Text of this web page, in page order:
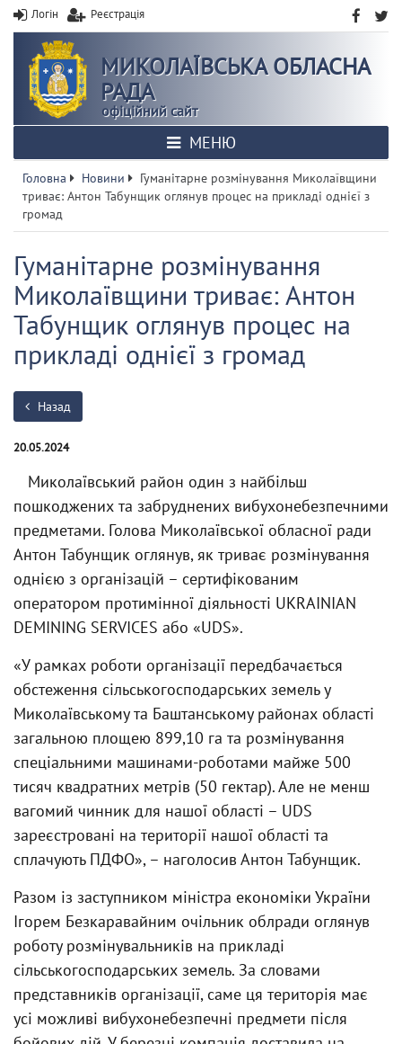
Логін Реєстрація
МИКОЛАЇВСЬКА ОБЛАСНА
РАДА
офіційний сайт
МЕНЮ
Головна Новини
Гуманітарне розмінування Миколаївщини
триває: Антон Табунщик оглянув процес на прикладі однієї з
громад
Гуманітарне розмінування
Миколаївщини триває: Антон
Табунщик оглянув процес на
прикладі однієї з громад
Назад
20.05.2024
Миколаївський район один з найбільш
пошкоджених та забруднених вибухонебезпечними
предметами. Голова Миколаївської обласної ради
Антон Табунщик оглянув, як триває розмінування
однією з організацій – сертифікованим
оператором протимінної діяльності UKRAINIAN
DEMINING SERVICES або «UDS».
«У рамках роботи організації передбачається
обстеження сільськогосподарських земель у
Миколаївському та Баштанському районах області
загальною площею 899,10 га та розмінування
спеціальними машинами-роботами майже 500
тисяч квадратних метрів (50 гектар). Але не менш
вагомий чинник для нашої області – UDS
зареєстровані на території нашої області та
сплачують ПДФО», – наголосив Антон Табунщик.
Разом із заступником міністра економіки України
Ігорем Безкаравайним очільник облради оглянув
роботу розмінувальників на прикладі
сільськогосподарських земель. За словами
представників організації, саме ця територія має
усі можливі вибухонебезпечні предмети після